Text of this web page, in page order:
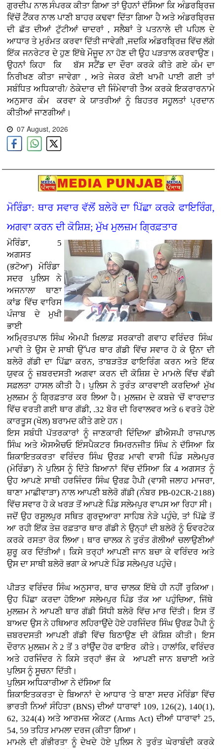
ਗੁਰਦੀਪ ਨਾਲ ਸੰਪਰਕ ਕੀਤਾ ਗਿਆ ਤਾਂ ਉਹਨਾਂ ਦੱਸਿਆ ਕਿ ਅੰਡਰਬ੍ਰਿਜ਼
ਵਿੱਚੋਂ ਟੈਂਕਰ ਨਾਲਪਾਣੀ ਬਾਹਰ ਕਢਵਾ ਦਿੱਤਾ ਗਿਆ ਹੈ ਅਤੇ ਅੰਡਰਬ੍ਰਿਜ਼
ਦੀ ਛੱਤ ਦੀਆਂ ਟੁੱਟੀਆਂ ਚਾਦਰਾਂ , ਸਲੈਬਾਂ ਤੇ ਪਤਨਾਲੇ ਦੀ ਪਹਿਲ ਦੇ
ਆਧਾਰ ਤੇ ਮੁਰੰਮਤ ਕਰਵਾ ਦਿੱਤੀ ਜਾਵੇਗੀ ,ਜਦਕਿ ਅੰਡਰਬ੍ਰਿਜ਼ ਵਿੱਚ ਲੱਗੇ
ਇੱਕ ਜਨਰੇਟਰ ਦੇ ਹੁਣ ਇੱਥੇ ਮੌਜੂਦ ਨਾ ਹੋਣ ਦੀ ਉਹ ਪੜਤਾਲ ਕਰਵਾਉਣ।
ਉਹਨਾਂ ਕਿਹਾ ਕਿ ਬੱਸ ਸਟੈਂਡ ਦਾ ਦੌਰਾ ਕਰਕੇ ਕੀਤੇ ਗਏ ਕੰਮ ਦਾ
ਨਿਰੀਖਣ ਕੀਤਾ ਜਾਵੇਗਾ , ਅਤੇ ਜੇਕਰ ਕੋਈ ਖਾਮੀ ਪਾਈ ਗਈ ਤਾਂ
ਸਬੰਧਿਤ ਅਧਿਕਾਰੀ/ ਠੇਕੇਦਾਰ ਦੀ ਜਿੰਮੇਵਾਰੀ ਤੈਅ ਕਰਕੇ ਇਕਰਾਰਨਾਮੇ
ਅਨੁਸਾਰ ਕੰਮ
ਕਰਵਾ ਕੇ ਯਾਤਰੀਆਂ ਨੂੰ ਬਿਹਤਰ ਸਹੂਲਤਾਂ ਪ੍ਰਦਾਨ
ਕੀਤੀਆਂ ਜਾਣਗੀਆਂ।
07 August, 2026
ਮੋਰਿੰਡਾ: ਥਾਰ ਸਵਾਰ ਵੱਲੋਂ ਬਲੇਰੋ ਦਾ ਪਿੱਛਾ ਕਰਕੇ ਫਾਇਰਿੰਗ,
ਅਗਵਾ ਕਰਨ ਦੀ ਕੋਸ਼ਿਸ਼; ਮੁੱਖ ਮੁਲਜ਼ਮ ਗ੍ਰਿਫ਼ਤਾਰ
ਮੋਰਿੰਡਾ, 5
ਅਗਸਤ
(ਭਟੋਆ)ਮੋਰਿੰਡਾ
ਸਦਰ ਪੁਲਿਸ ਨੇ
ਅਜਨਾਲਾ ਥਾਣਾ
ਕਾਂਡ ਵਿੱਚ ਵਾਰਿਸ
ਪੰਜਾਬ ਦੇ ਮੁਖੀ
ਭਾਈ
ਅਮ੍ਰਿਤਪਾਲ ਸਿੰਘ ਐਮਪੀ ਖ਼ਿਲਾਫ਼ ਸਰਕਾਰੀ ਗਵਾਹ ਵਰਿੰਦਰ ਸਿੰਘ
ਮਾਵੀ ਤੇ ਉਸ ਦੇ ਸਾਥੀ ਉੱਪਰ ਥਾਰ ਗੱਡੀ ਵਿੱਚ ਸਵਾਰ ਹੋ ਕੇ ਉਨਾ ਦੀ
ਬਲੇਰੋ ਗੱਡੀ ਦਾ ਪਿੱਛਾ ਕਰਨ, ਤਾਬੜਤੋੜ ਫਾਇਰਿੰਗ ਕਰਨ ਅਤੇ ਇੱਕ
ਯੁਵਕ ਨੂੰ ਜ਼ਬਰਦਸਤੀ ਅਗਵਾ ਕਰਨ ਦੀ ਕੋਸ਼ਿਸ਼ ਦੇ ਮਾਮਲੇ ਵਿੱਚ ਵੱਡੀ
ਸਫ਼ਲਤਾ ਹਾਸਲ ਕੀਤੀ ਹੈ। ਪੁਲਿਸ ਨੇ ਤੁਰੰਤ ਕਾਰਵਾਈ ਕਰਦਿਆਂ ਮੁੱਖ
ਮੁਲਜ਼ਮ ਨੂੰ ਗ੍ਰਿਫ਼ਤਾਰ ਕਰ ਲਿਆ ਹੈ। ਮੁਲਜ਼ਮ ਦੇ ਕਬਜ਼ੇ 'ਚੋਂ ਵਾਰਦਾਤ
ਵਿੱਚ ਵਰਤੀ ਗਈ ਥਾਰ ਗੱਡੀ, .32 ਬੋਰ ਦੀ ਰਿਵਾਲਵਰ ਅਤੇ 6 ਵਰਤੇ ਹੋਏ
ਕਾਰਤੂਸ (ਖੋਲ) ਬਰਾਮਦ ਕੀਤੇ ਗਏ ਹਨ।
ਇਸ ਸਬੰਧੀ ਪੱਤਰਕਾਰਾਂ ਨੂੰ ਜਾਣਕਾਰੀ ਦਿੰਦਿਆ ਡੀਐਸਪੀ ਰਾਜਪਾਲ
ਸਿੰਘ ਅਤੇ ਐਸਐਚਓ ਇੰਸਪੈਕਟਰ ਸਿਮਰਨਜੀਤ ਸਿੰਘ ਨੇ ਦੱਸਿਆ ਕਿ
ਸ਼ਿਕਾਇਤਕਰਤਾ ਵਰਿੰਦਰ ਸਿੰਘ ਉਰਫ਼ ਮਾਵੀ ਵਾਸੀ ਪਿੰਡ ਸਲੇਮਪੁਰ
(ਮੋਰਿੰਡਾ) ਨੇ ਪੁਲਿਸ ਨੂੰ ਦਿੱਤੇ ਬਿਆਨਾਂ ਵਿੱਚ ਦੱਸਿਆ ਕਿ 4 ਅਗਸਤ ਨੂੰ
ਉਹ ਆਪਣੇ ਸਾਥੀ ਹਰਜਿੰਦਰ ਸਿੰਘ ਉਰਫ਼ ਹੈਪੀ (ਵਾਸੀ ਜਲਾਹ ਮਾਜਰਾ,
ਥਾਣਾ ਮਾਛੀਵਾੜਾ) ਨਾਲ ਆਪਣੀ ਬਲੇਰੋ ਗੱਡੀ (ਨੰਬਰ PB-02CR-2188)
ਵਿੱਚ ਸਵਾਰ ਹੋ ਕੇ ਖਰੜ ਤੋਂ ਆਪਣੇ ਪਿੰਡ ਸਲੇਮਪੁਰ ਵਾਪਸ ਆ ਰਿਹਾ ਸੀ।
ਜਦੋਂ ਉਹ ਰਸੂਲਪੁਰ ਸਥਿਤ ਗੁਰਦੁਆਰਾ ਸਾਹਿਬ ਨੇੜੇ ਪਹੁੰਚੇ, ਤਾਂ ਪਿੱਛੇ ਤੋਂ
ਆ ਰਹੀ ਇੱਕ ਤੇਜ਼ ਰਫ਼ਤਾਰ ਥਾਰ ਗੱਡੀ ਨੇ ਉਨ੍ਹਾਂ ਦੀ ਬਲੇਰੋ ਨੂੰ ਓਵਰਟੇਕ
ਕਰਕੇ ਰਸਤਾ ਰੋਕ ਲਿਆ। ਥਾਰ ਚਾਲਕ ਨੇ ਤੁਰੰਤ ਗੋਲੀਆਂ ਚਲਾਉਣੀਆਂ
ਸ਼ੁਰੂ ਕਰ ਦਿੱਤੀਆਂ। ਕਿਸੇ ਤਰ੍ਹਾਂ ਆਪਣੀ ਜਾਨ ਬਚਾ ਕੇ ਵਰਿੰਦਰ ਅਤੇ
ਉਸ ਦਾ ਸਾਥੀ ਬਲੇਰੋ ਭਗਾ ਕੇ ਆਪਣੇ ਪਿੰਡ ਸਲੇਮਪੁਰ ਪਹੁੰਚੇ।
ਪੀੜਤ ਵਰਿੰਦਰ ਸਿੰਘ ਅਨੁਸਾਰ, ਥਾਰ ਚਾਲਕ ਇੱਥੇ ਹੀ ਨਹੀਂ ਰੁਕਿਆ।
ਉਹ ਪਿੱਛਾ ਕਰਦਾ ਹੋਇਆ ਸਲੇਮਪੁਰ ਪਿੰਡ ਤੱਕ ਆ ਪਹੁੰਚਿਆ, ਜਿੱਥੇ
ਮੁਲਜ਼ਮ ਨੇ ਆਪਣੀ ਥਾਰ ਗੱਡੀ ਸਿੱਧੀ ਬਲੇਰੋ ਵਿੱਚ ਮਾਰ ਦਿੱਤੀ। ਇਸ ਤੋਂ
ਬਾਅਦ ਉਸ ਨੇ ਹਥਿਆਰ ਲਹਿਰਾਉਂਦੇ ਹੋਏ ਹਰਜਿੰਦਰ ਸਿੰਘ ਉਰਫ਼ ਹੈਪੀ ਨੂੰ
ਜ਼ਬਰਦਸਤੀ ਆਪਣੀ ਗੱਡੀ ਵਿੱਚ ਬਿਠਾਉਣ ਦੀ ਕੋਸ਼ਿਸ਼ ਕੀਤੀ। ਇਸ
ਦੌਰਾਨ ਮੁਲਜ਼ਮ ਨੇ 2 ਤੋਂ 3 ਰਾਂਉੰਦ ਹੋਰ ਫਾਇਰ ਕੀਤੇ। ਹਾਲਾਂਕਿ, ਵਰਿੰਦਰ
ਅਤੇ ਹਰਜਿੰਦਰ ਨੇ ਕਿਸੇ ਤਰ੍ਹਾਂ ਭੱਜ ਕੇ ਆਪਣੀ ਜਾਨ ਬਚਾਈ ਅਤੇ
ਪੁਲਿਸ ਨੂੰ ਸੂਚਨਾ ਦਿੱਤੀ।
ਪੁਲਿਸ ਅਧਿਕਾਰੀਆ ਨੇ ਦੱਸਿਆ ਕਿ
ਸ਼ਿਕਾਇਤਕਰਤਾ ਦੇ ਬਿਆਨਾਂ ਦੇ ਆਧਾਰ 'ਤੇ ਥਾਣਾ ਸਦਰ ਮੋਰਿੰਡਾ ਵਿੱਚ
ਭਾਰਤੀ ਨਿਆਂ ਸੰਹਿਤਾ (BNS) ਦੀਆਂ ਧਾਰਾਵਾਂ 109, 126(2), 140(1),
62, 324(4) ਅਤੇ ਆਰਮਜ਼ ਐਕਟ (Arms Act) ਦੀਆਂ ਧਾਰਾਵਾਂ 25,
54, 59 ਤਹਿਤ ਮਾਮਲਾ ਦਰਜ (ਕੀਤਾ ਗਿਆ।
ਮਾਮਲੇ ਦੀ ਗੰਭੀਰਤਾ ਨੂੰ ਦੇਖਦੇ ਹੋਏ ਪੁਲਿਸ ਨੇ ਤੁਰੰਤ ਘੇਰਾਬੰਦੀ ਕਰਕੇ